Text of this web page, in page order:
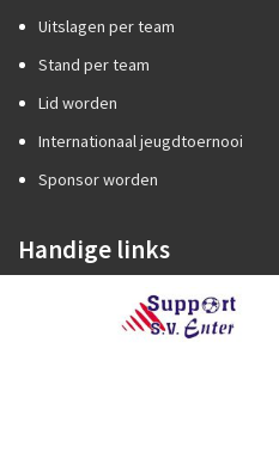
Uitslagen per team
Stand per team
Lid worden
Internationaal jeugdtoernooi
Sponsor worden
Handige links
Competitiezaken
Categorie A of B?